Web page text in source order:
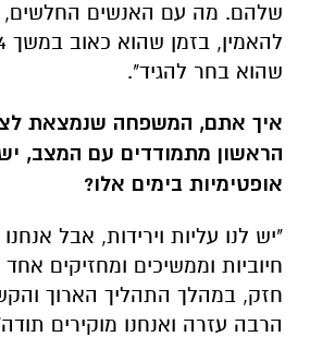
איך אתם, המשפחה שנמצאת
הראשון מתמודדים עם המצב,
אופטימיות בימים אלו?
"יש לנו עליות וירידות, אבל
חיוביות וממשיכים ומחזיקים
חזק, במהלך התהליך הארוך
האם תושבי באר שבע לוקחים
בסיוע?